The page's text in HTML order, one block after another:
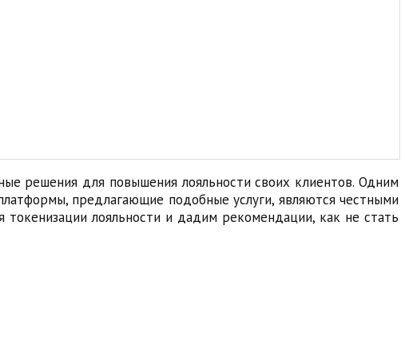
решения для повышения лояльности своих клиентов. Одним
предлагающие подобные услуги, являются честными
лояльности и дадим рекомендации, как не стать